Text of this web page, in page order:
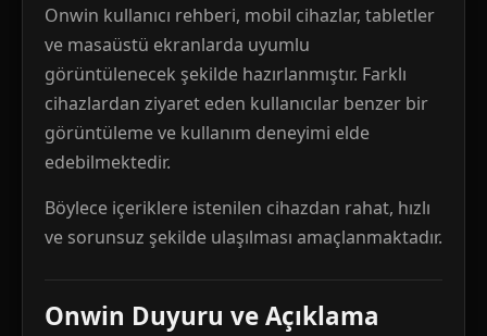
Onwin kullanıcı rehberi, mobil cihazlar, tabletler
ve masaüstü ekranlarda uyumlu
görüntülenecek şekilde hazırlanmıştır. Farklı
cihazlardan ziyaret eden kullanıcılar benzer bir
görüntüleme ve kullanım deneyimi elde
edebilmektedir.
Böylece içeriklere istenilen cihazdan rahat, hızlı
ve sorunsuz şekilde ulaşılması amaçlanmaktadır.
Onwin Duyuru ve Açıklama